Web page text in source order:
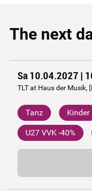
The next
Sa 10.04.2027 |
TLT at Haus der Musik,
Tanz Kinder
U27 VVK -40%